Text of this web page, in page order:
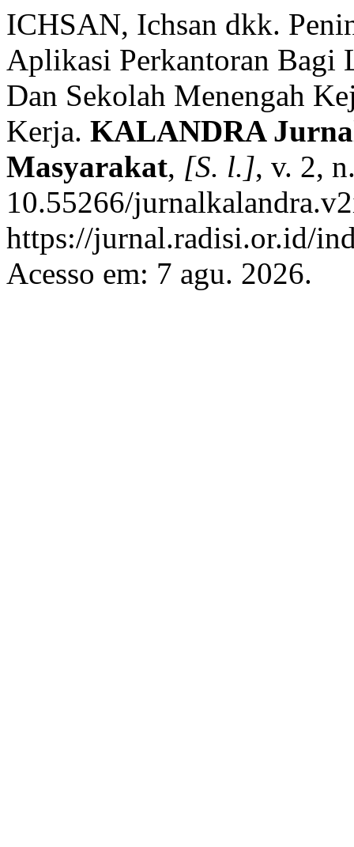
ICHSAN, Ichsan dkk.
Aplikasi Perkantoran Bagi
Dan Sekolah Menengah
Kerja. KALANDRA
Masyarakat, [S. l.], v. 2,
10.55266/
https://jurnal.radisi.or.id/
Acesso em: 7 agu. 2026.